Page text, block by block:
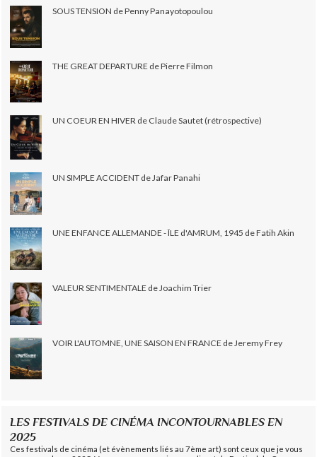
SOUS TENSION de Penny Panayotopoulou
THE GREAT DEPARTURE de Pierre Filmon
UN COEUR EN HIVER de Claude Sautet (rétrospective)
UN SIMPLE ACCIDENT de Jafar Panahi
UNE ENFANCE ALLEMANDE - ÎLE d'AMRUM, 1945 de Fatih Akin
VALEUR SENTIMENTALE de Joachim Trier
VOIR L'AUTOMNE, UNE SAISON EN FRANCE de Jeremy Frey
LES FESTIVALS DE CINÉMA INCONTOURNABLES EN
2025
Ces festivals de cinéma (et évènements liés au 7ème art) sont ceux que je vous